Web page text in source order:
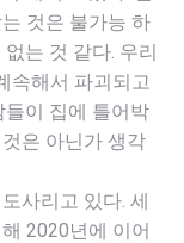
것은 불가능 하
는 것 같다. 우리
속해서 파괴되고
이 집에 틀어박
은 아닌가 생각
사리고 있다. 세
2020년에 이어